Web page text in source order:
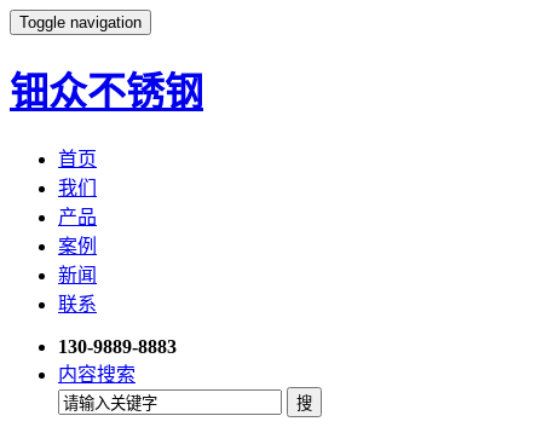
Toggle navigation
钿众不锈钢
首页
我们
产品
案例
新闻
联系
130-9889-8883
内容搜索